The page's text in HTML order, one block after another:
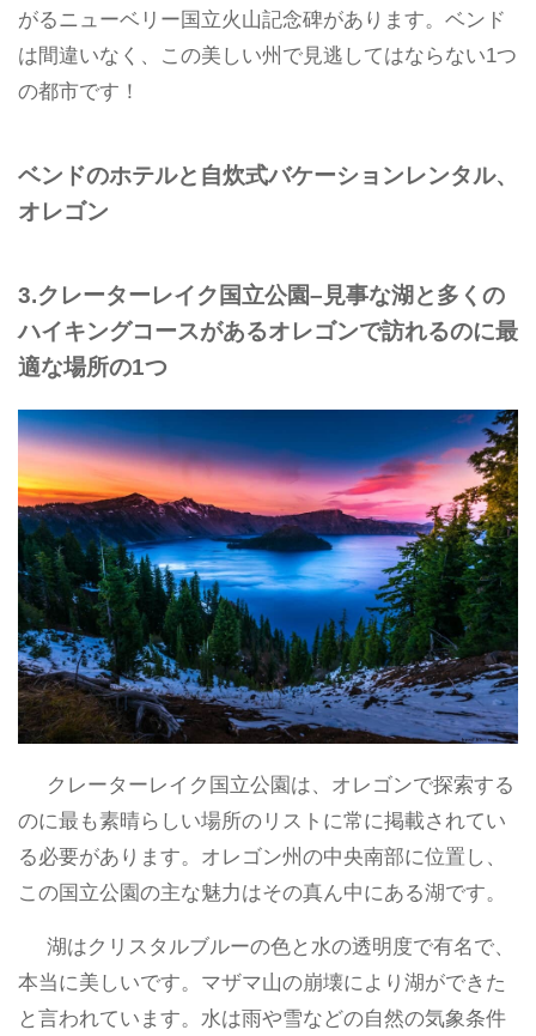
がるニューベリー国立火山記念碑があります。ベンド
は間違いなく、この美しい州で見逃してはならない1つ
の都市です！
ベンドのホテルと自炊式バケーションレンタル、
オレゴン
3.クレーターレイク国立公園–見事な湖と多くの
ハイキングコースがあるオレゴンで訪れるのに最
適な場所の1つ
クレーターレイク国立公園は、オレゴンで探索する
のに最も素晴らしい場所のリストに常に掲載されてい
る必要があります。オレゴン州の中央南部に位置し、
この国立公園の主な魅力はその真ん中にある湖です。
湖はクリスタルブルーの色と水の透明度で有名で、
本当に美しいです。マザマ山の崩壊により湖ができた
と言われています。水は雨や雪などの自然の気象条件